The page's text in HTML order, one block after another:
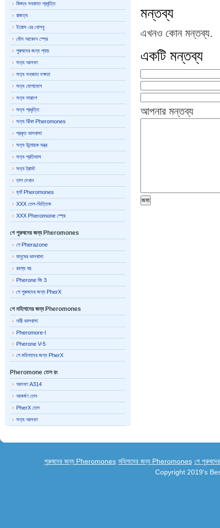
মন্তব্য
এখনও কোন মন্তব্য.
একটি মন্তব্য
আপনার মন্তব্য
বিশুদ্ধ সহজাত প্রবৃত্তি
রাজত্ব
ইরোস এর খোশবু
যৌন আবেদন স্প্রে
পুরুষদের জন্য প্যাচ
সত্য আলফা
সত্য সহজাত দক্ষতা
সত্য যোগাযোগ
সত্য সারাংশ
সত্য প্রবৃত্তি
সত্য ঝিঁকা Pheromones
প্রকৃত ভালবাসা
সত্য উন্মোচক যন্ত্র
সত্য প্রতিভাস
সত্য ট্রাস্ট
তাপ দেখান
হ্যাঁ Pheromones
XXX তেল-ভিত্তিক
XXX Pheromone স্প্রে
গে পুরুষদের জন্য Pheromones
গে Pherazone
মানুষের ভালবাসা
রহস্য বয়
Pherone জি 3
গে পুরুষদের জন্য PherX
গে মহিলাদের জন্য Pheromones
নারী ভালবাসা
Pheromore-l
Pherone V-5
গে মহিলাদের জন্য PherX
Pheromone তেল রং
আলফা A314
আকর্ষণ তেল
PherX তেল
সত্য আলফা
পুরুষদের জন্য Pheromones মহিলাদের জন্য Pheromones গে
Copyright 2019's